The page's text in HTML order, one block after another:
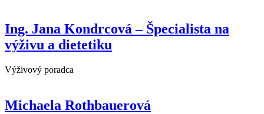
Ing. Jana Kondrcová – Špecialista na
výživu a dietetiku
Výživový poradca
Michaela Rothbauerová